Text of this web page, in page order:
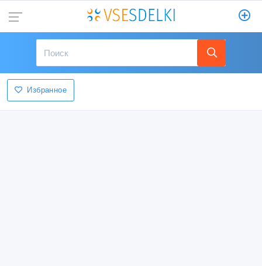
Избранное